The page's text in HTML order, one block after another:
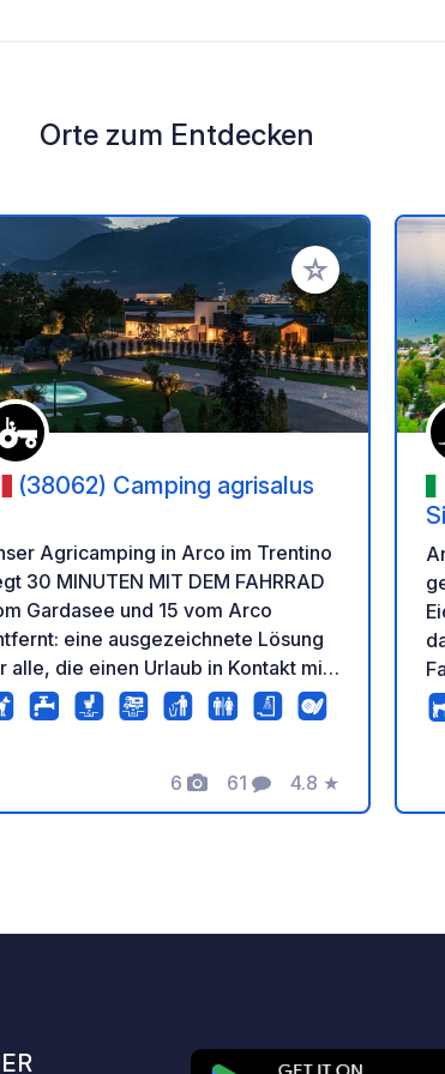
Orte zum Entdecken
hinzufügen Zu Ihren
(38062) Camping agrisalus
Agricamping in Arco im Trentino
30 MINUTEN MIT DEM FAHRRAD
Gardasee und 15 vom Arco
eine ausgezeichnete Lösung
alle, die einen Urlaub in Kontakt mit
Natur und unseren Tieren erleben
unseren Tieren erleben
ländlichen Leben gewidmet ist,
direktem Kontakt zur Landwirtschaft
6
Fotos
61
Kommentare
4.8
Bewertung
★